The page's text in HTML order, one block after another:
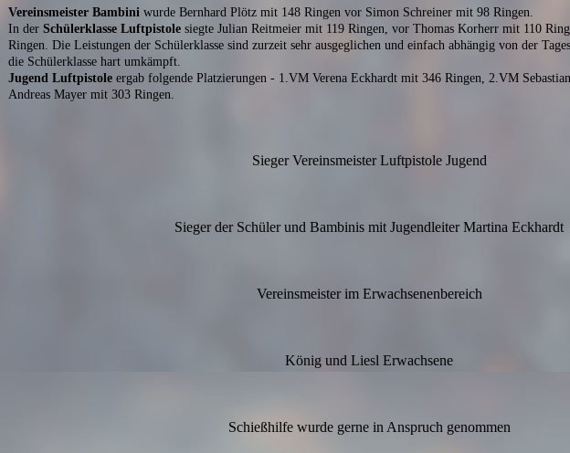
Vereinsmeister Bambini wurde Bernhard Plötz mit 148 Ringen vor Simon Schreiner mit 98 Ringen.
In der Schülerklasse Luftpistole siegte Julian Reitmeier mit 119 Ringen, vor Thomas Korherr mit 110
Ringen. Die Leistungen der Schülerklasse sind zurzeit sehr ausgeglichen und einfach abhängig von der
die Schülerklasse hart umkämpft.
Jugend Luftpistole ergab folgende Platzierungen - 1.VM Verena Eckhardt mit 346 Ringen, 2.VM
Andreas Mayer mit 303 Ringen.
Sieger Vereinsmeister Luftpistole Jugend
Sieger der Schüler und Bambinis mit Jugendleiter Martina Eckhardt
Vereinsmeister im Erwachsenenbereich
König und Liesl Erwachsene
Schießhilfe wurde gerne in Anspruch genommen